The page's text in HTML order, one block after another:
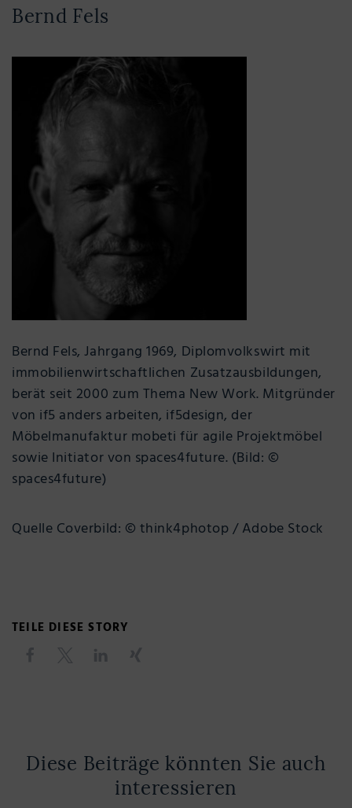
Bernd Fels
Bernd Fels, Jahrgang 1969, Diplomvolkswirt mit
immobilienwirtschaftlichen Zusatzausbildungen,
berät seit 2000 zum Thema New Work. Mitgründer
von if5 anders arbeiten, if5design, der
Möbelmanufaktur mobeti für agile Projektmöbel
sowie Initiator von spaces4future. (Bild: ©
spaces4future)
Quelle Coverbild: © think4photop / Adobe Stock
TEILE DIESE STORY
Diese Beiträge könnten Sie auch
interessieren